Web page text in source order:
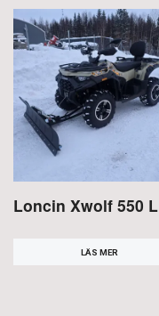
Loncin Xwolf 550 L
LÄS MER